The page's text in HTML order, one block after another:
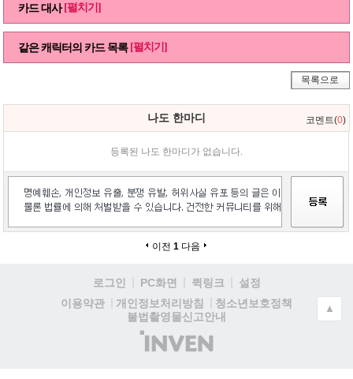
카드 대사 [펼치기]
같은 캐릭터의 카드 목록 [펼치기]
목록으로
나도 한마디 코멘트(0)
등록된 나도 한마디가 없습니다.
이전 1 다음
로그인 PC화면 퀵링크
설정
이용약관
개인정보처리방침
청소년보호정책
불법촬영물신고안내
(주)
인
▲